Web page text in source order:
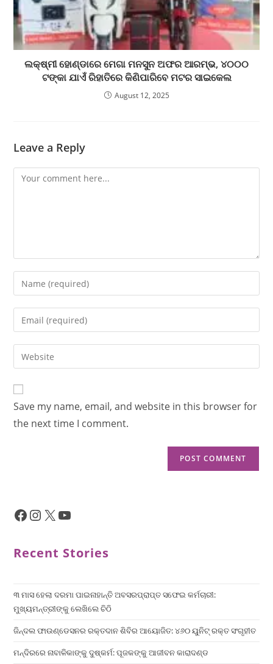
ଲକ୍ଷ୍ମୀ ହୋଣ୍ଡାରେ ମେଗା ମନସୁନ ଅଫର ଆରମ୍ଭ, ୪୦୦୦
ଟଙ୍କା ଯାଏଁ ରିହାତିରେ କିଣିପାରିବେ ମଟର ସାଇକେଲ
August 12, 2025
Leave a Reply
Save my name, email, and website in this browser for
the next time I comment.
Recent Stories
୩ ମାସ ହେଲା ଦରମା ପାଇନାହାନ୍ତି ଅବସରପ୍ରାପ୍ତ ସଫେଇ କର୍ମଚାରୀ:
ମୁଖ୍ୟମନ୍ତ୍ରୀଙ୍କୁ ଲେଖିଲେ ଚିଠି
ଜିନ୍ଦଲ ଫାଉଣ୍ଡେସନର ରକ୍ତଦାନ ଶିବିର ଆୟୋଜିତ: ୪୬୦ ୟୁନିଟ୍ ରକ୍ତ ସଂଗୃହୀତ
ମନ୍ଦିରରେ ନାବାଳିକାଙ୍କୁ ଦୁଷ୍କର୍ମ: ପୂଜକଙ୍କୁ ଆଜୀବନ କାରାଦଣ୍ଡ